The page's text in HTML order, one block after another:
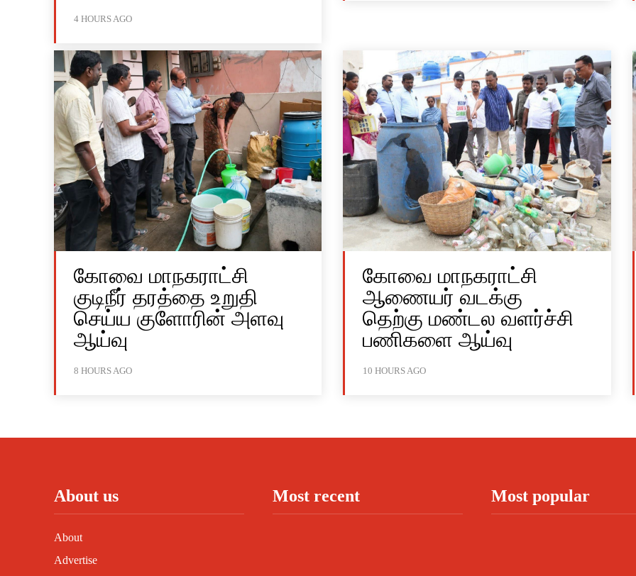
4 HOURS AGO
கோவை மாநகராட்சி
குடிநீர் தரத்தை உறுதி
செய்ய குளோரின் அளவு
ஆய்வு
8 HOURS AGO
கோவை மாநகராட்சி
ஆணையர் வடக்கு
தெற்கு மண்டல வளர்ச்சி
பணிகளை ஆய்வு
10 HOURS AGO
About us
About
Advertise
Most recent Most popular